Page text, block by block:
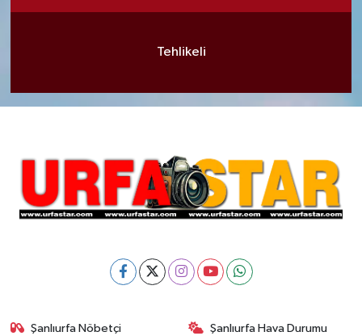
Tehlikeli
Şanlıurfa Nöbetçi Şanlıurfa Hava Durumu